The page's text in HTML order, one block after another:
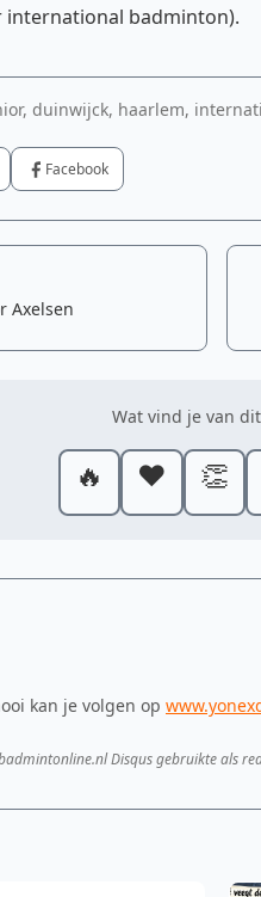
international badminton).
duinwijck, haarlem,
Facebook
Axelsen
Wat vind je van
🔥 ❤️ 👏
kan je volgen op
Disqus gebruikte als